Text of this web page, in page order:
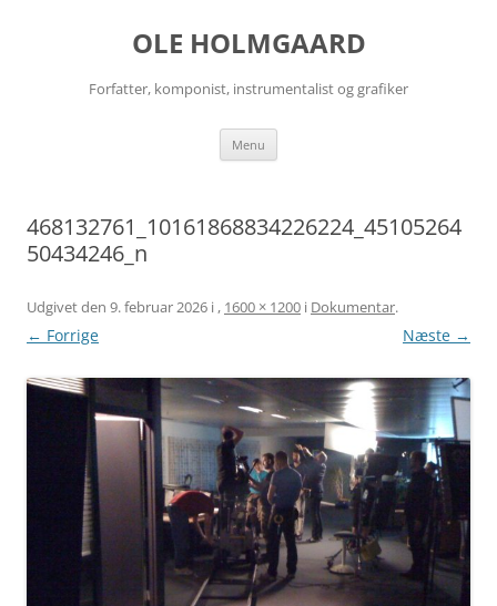
OLE HOLMGAARD
Forfatter, komponist, instrumentalist og grafiker
Menu
468132761_10161868834226224_45105264
50434246_n
Udgivet den 9. februar 2026 i , 1600 × 1200 i Dokumentar.
← Forrige Næste →